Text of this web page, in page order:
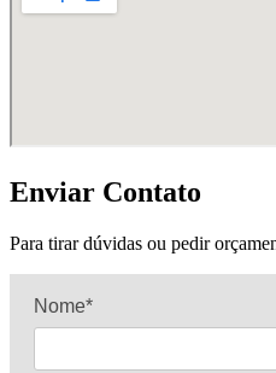
Enviar Contato
Para tirar dúvidas ou pedir
Nome*